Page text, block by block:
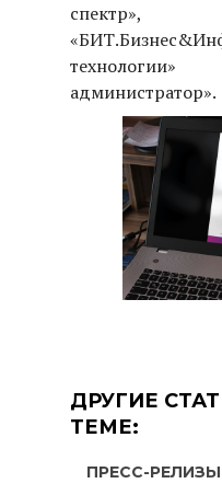
администратор».
ДРУГИЕ
ТЕМЕ:
ПРЕСС-РЕЛИЗЫ